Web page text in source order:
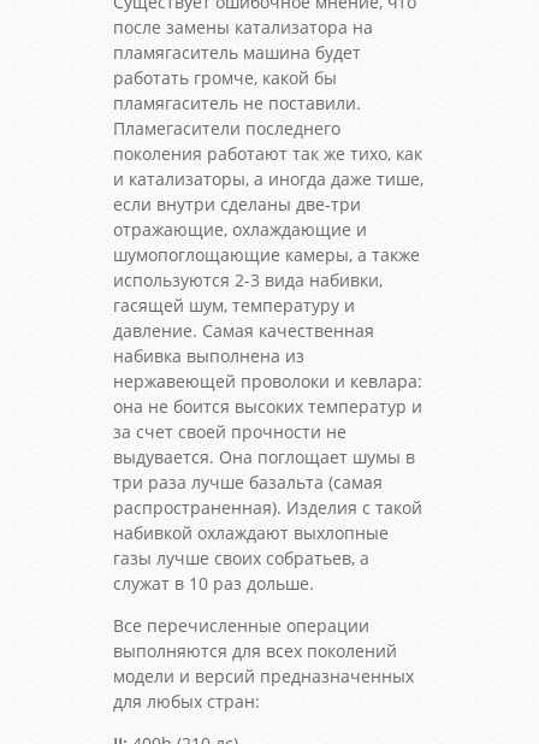
после замены катализатора на
пламягаситель машина будет
работать громче, какой бы
пламягаситель не поставили.
Пламегасители последнего
поколения работают так же тихо, как
и катализаторы, а иногда даже тише,
если внутри сделаны две-три
отражающие, охлаждающие и
шумопоглощающие камеры, а также
используются 2-3 вида набивки,
гасящей шум, температуру и
давление. Самая качественная
набивка выполнена из
нержавеющей проволоки и кевлара:
она не боится высоких температур и
за счет своей прочности не
выдувается. Она поглощает шумы в
три раза лучше базальта (самая
распространенная). Изделия с такой
набивкой охлаждают выхлопные
газы лучше своих собратьев, а
служат в 10 раз дольше.
Все перечисленные операции
выполняются для всех поколений
модели и версий предназначенных
для любых стран: